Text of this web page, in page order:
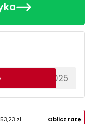
zł Oblicz ratę